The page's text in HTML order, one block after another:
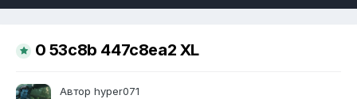
0 53c8b 447c8ea2 XL
Автор hyper071